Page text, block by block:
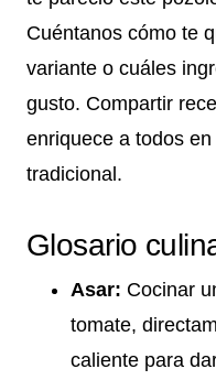
Cuéntanos cómo te
variante o cuáles
gusto. Compartir
enriquece a todos
tradicional.
Glosario
Asar: Cocinar
tomate,
caliente para